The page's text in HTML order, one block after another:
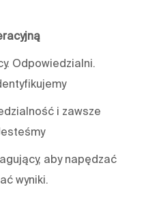
Odpowiedzialni.
i zawsze
aby napędzać
wyniki.